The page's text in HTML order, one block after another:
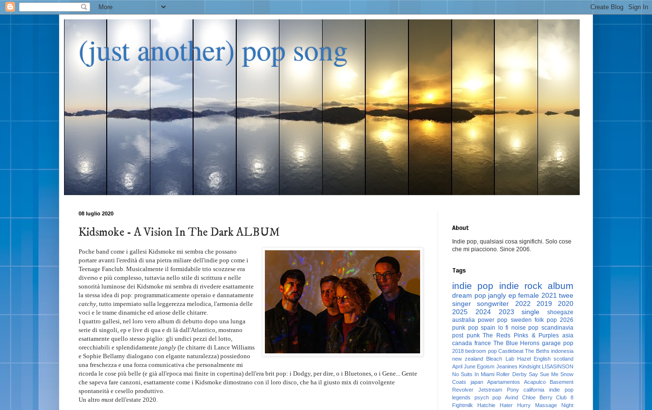
(just another) pop song
08 luglio 2020
Kidsmoke - A Vision In The Dark ALBUM
Poche band come i gallesi Kidsmoke mi sembra che possano
portare avanti l'eredità di una pietra miliare dell'indie pop come i
Teenage Fanclub. Musicalmente il formidabile trio scozzese era
diverso e più complesso, tuttavia nello stile di scrittura e nelle
sonorità luminose dei Kidsmoke mi sembra di rivedere esattamente
la stessa idea di pop: programmaticamente operaio e dannatamente
catchy, tutto imperniato sulla leggerezza melodica, l'armonia delle
voci e le trame dinamiche ed ariose delle chitarre.
I quattro gallesi, nel loro vero album di debutto dopo una lunga
serie di singoli, ep e live di qua e di là dall'Atlantico, mostrano
esattamente quello stesso piglio: gli undici pezzi del lotto,
orecchiabili e splendidamente jangly (le chitarre di Lance Williams
e Sophie Bellamy dialogano con elgante naturalezza) possiedono
una freschezza e una forza comunicativa che personalmente mi
ricorda le cose più belle (e già all'epoca mai finite in copertina) dell'era brit pop: i Dodgy, per dire, o i Bluetones, o i Gene... Gente
che sapeva fare canzoni, esattamente come i Kidsmoke dimostrano con il loro disco, che ha il giusto mix di coinvolgente
spontaneità e cesello produttivo.
Un altro must dell'estate 2020.
About
Indie pop, qualsiasi cosa significhi. Solo cose
che mi piacciono. Since 2006.
Tags
indie pop indie rock album
dream pop jangly ep female 2021 twee
singer songwriter
2022 2019
2020
2025
2024 2023 single
shoegaze
australia power pop sweden folk pop 2026
punk pop spain lo fi noise pop scandinavia
post punk The Reds Pinks & Purples asia
canada france The Blue Herons garage pop
2018 bedroom pop Castlebeat The Beths indonesia
new zealand Bleach Lab Hazel English scotland
April June Egoism Jeanines Kindsight LISASINSON
No Suits In Miami Roller Derby Say Sue Me Snow
Coats
japan Apartamentos Acapulco
Basement
Revolver
Jetstream Pony california
indie pop
legends
psych pop Avind Chloe Berry
Club 8
Fightmilk
Hatchie Hater Hurry Massage
Night